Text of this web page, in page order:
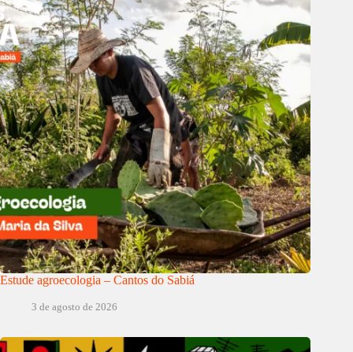
Estude agroecologia – Cantos do Sabiá
3 de agosto de 2026